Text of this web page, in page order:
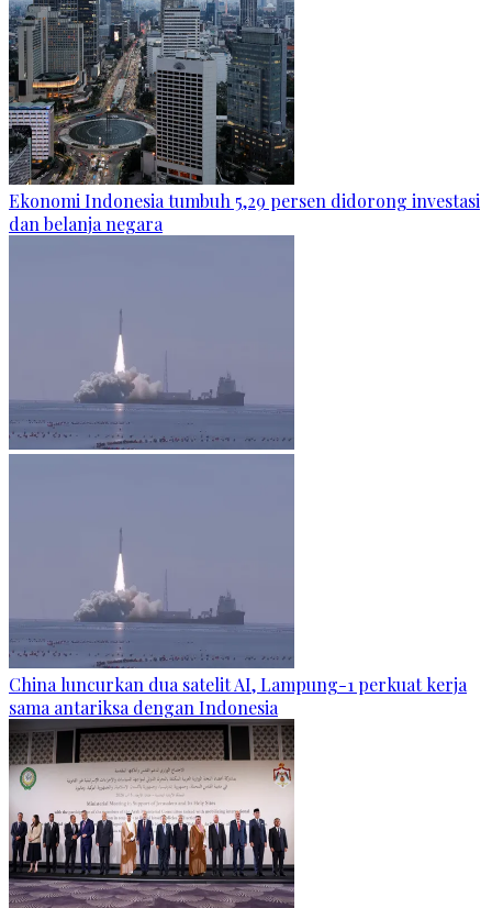
Ekonomi Indonesia tumbuh 5,29 persen didorong investasi
dan belanja negara
China luncurkan dua satelit AI, Lampung-1 perkuat kerja
sama antariksa dengan Indonesia